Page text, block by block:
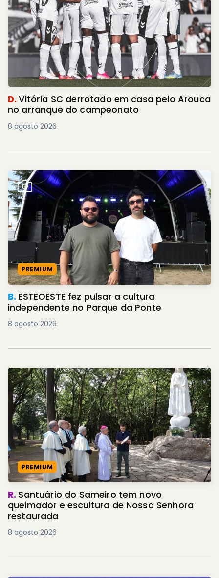
D.Vitória SC derrotado em casa pelo Arouca
no arranque do campeonato
8 agosto 2026
PREMIUM
B. ESTEOESTE fez pulsar a cultura
independente no Parque da Ponte
8 agosto 2026
PREMIUM
R. Santuário do Sameiro tem novo
queimador e escultura de Nossa Senhora
restaurada
8 agosto 2026